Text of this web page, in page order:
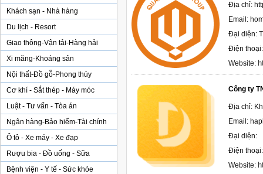
Khách sạn - Nhà hàng
Du lịch - Resort
Giao thông-Vận tải-Hàng hải
Xi măng-Khoáng sản
Nội thất-Đồ gỗ-Phong thủy
Cơ khí - Sắt thép - Máy móc
Luật - Tư vấn - Tòa án
Ngân hàng-Bảo hiểm-Tài chính
Ô tô - Xe máy - Xe đạp
Rượu bia - Đồ uống - Sữa
Bệnh viện - Y tế - Sức khỏe
Địa chỉ:
Email:
Đại diện:
Điện
Website:
Công ty
Địa chỉ:
Email:
Đại diện:
Điện
Website: